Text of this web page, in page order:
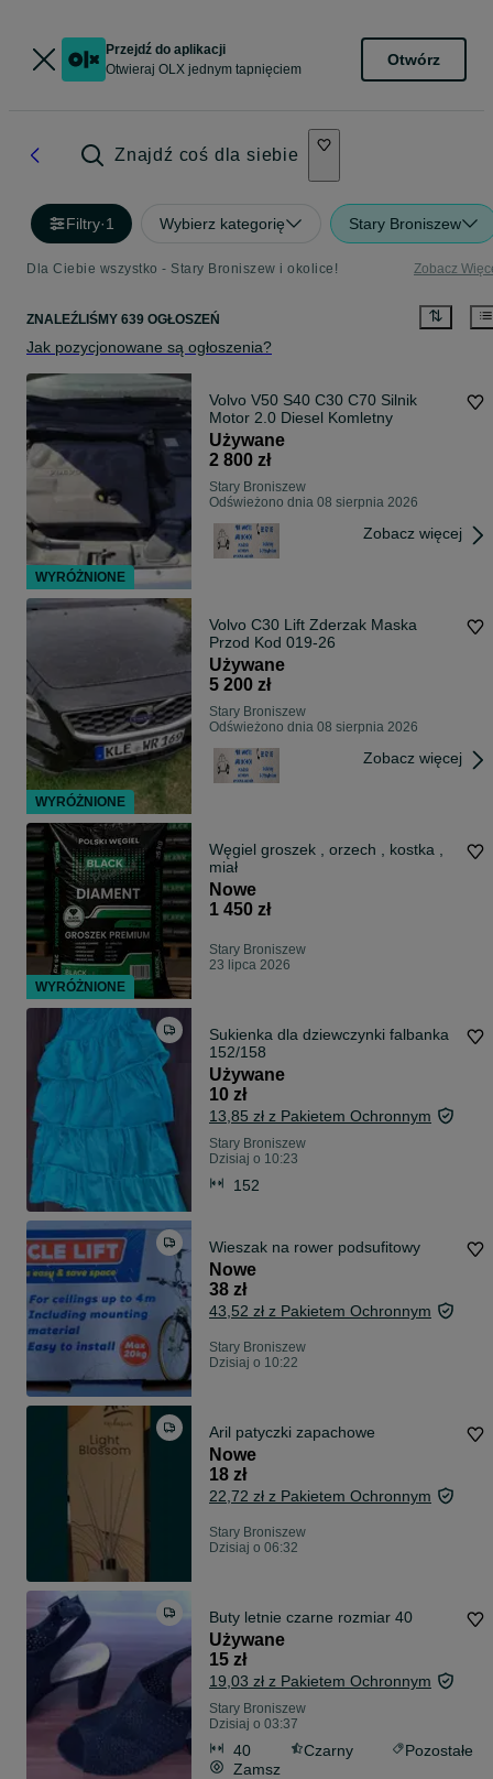
Przejdź do aplikacji
Otwieraj OLX jednym tapnięciem
Otwórz
Znajdź coś dla siebie
Filtry·1 Wybierz kategorię Stary Broniszew
Dla Ciebie wszystko - Stary Broniszew i okolice! Zobacz
ZNALEŹLIŚMY 639 OGŁOSZEŃ
Jak pozycjonowane są ogłoszenia?
Volvo V50 S40 C30 C70 Silnik
Motor 2.0 Diesel Komletny
Używane
2 800 zł
Stary Broniszew
Odświeżono dnia 08 sierpnia 2026
Zobacz więcej
Volvo C30 Lift Zderzak Maska
Przod Kod 019-26
Używane
5 200 zł
Stary Broniszew
Odświeżono dnia 08 sierpnia 2026
Zobacz więcej
Węgiel groszek , orzech , kostka ,
miał
Nowe
1 450 zł
Stary Broniszew
23 lipca 2026
Sukienka dla dziewczynki falbanka
152/158
Używane
10 zł
13,85 zł z Pakietem Ochronnym
Stary Broniszew
Dzisiaj o 10:23
152
Wieszak na rower podsufitowy
Nowe
38 zł
43,52 zł z Pakietem Ochronnym
Stary Broniszew
Dzisiaj o 10:22
Aril patyczki zapachowe
Nowe
18 zł
22,72 zł z Pakietem Ochronnym
Stary Broniszew
Dzisiaj o 06:32
Buty letnie czarne rozmiar 40
Używane
15 zł
19,03 zł z Pakietem Ochronnym
Stary Broniszew
Dzisiaj o 03:37
40 Czarny
Pozostałe
Zamsz
WYRÓŻNIONE
WYRÓŻNIONE
WYRÓŻNIONE